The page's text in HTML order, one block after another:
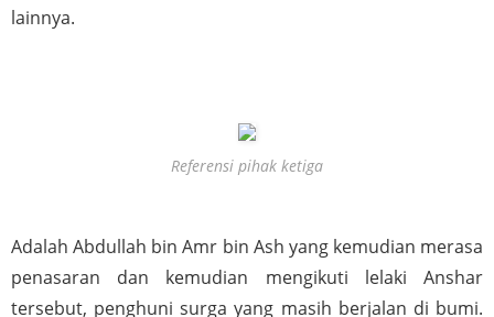
lainnya.
Referensi pihak ketiga
Adalah Abdullah bin Amr bin Ash yang kemudian merasa
penasaran dan kemudian mengikuti lelaki Anshar
tersebut, penghuni surga yang masih berjalan di bumi.